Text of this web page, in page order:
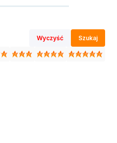
Wyczyść Szukaj